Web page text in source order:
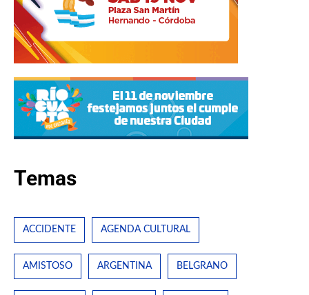
Temas
ACCIDENTE AGENDA CULTURAL
AMISTOSO ARGENTINA BELGRANO